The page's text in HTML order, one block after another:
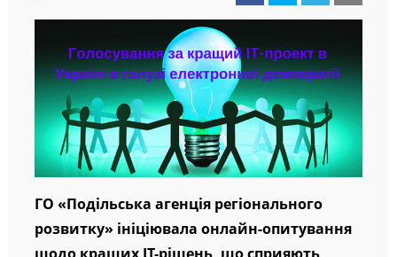
ГО «Подільська агенція регіонального
розвитку» ініціювала онлайн-опитування